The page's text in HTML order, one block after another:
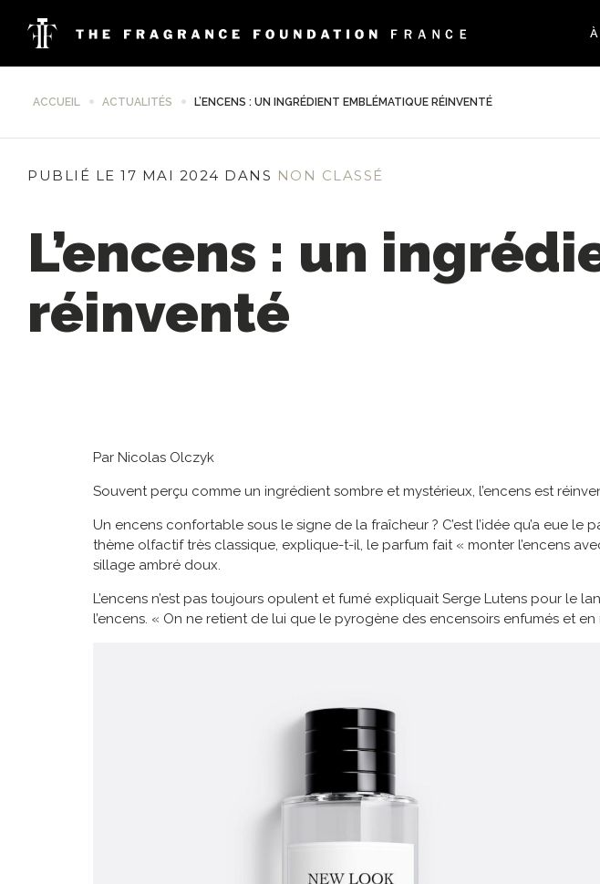
ACCUEIL ACTUALITÉS L’ENCENS : UN INGRÉDIENT EMBLÉMATIQUE RÉINVENTÉ
PUBLIÉ LE 17 MAI 2024 DANS NON CLASSÉ
L’encens : un
réinventé
Par Nicolas Olczyk
Souvent perçu comme un ingrédient sombre et mystérieux, l’encens est
Un encens confortable sous le signe de la fraîcheur ? C’est l’idée qu’a eue
thème olfactif très classique, explique-t-il, le parfum fait « monter l’encens
sillage ambré doux.
L’encens n’est pas toujours opulent et fumé expliquait Serge Lutens pour le
l’encens. « On ne retient de lui que le pyrogène des encensoirs enfumés et